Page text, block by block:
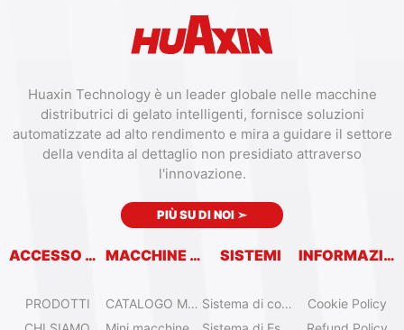
Huaxin Technology è un leader globale nelle macchine
distributrici di gelato intelligenti, fornisce soluzioni
automatizzate ad alto rendimento e mira a guidare il settore
della vendita al dettaglio non presidiato attraverso
l'innovazione.
PIÙ SU DI NOI ➣
ACCESSO RAPIDO
PRODOTTI
MACCHINE VENDITRICI
CATALOGO MACCHINE VENDITRICI
SISTEMI
Sistema di controllo remoto
INFORMAZIONI
Cookie Policy